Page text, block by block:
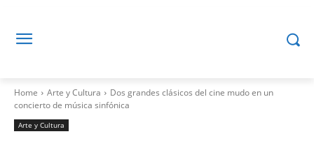
Home Arte y Cultura
Dos grandes clásicos del cine mudo en un
concierto de música sinfónica
Arte y Cultura